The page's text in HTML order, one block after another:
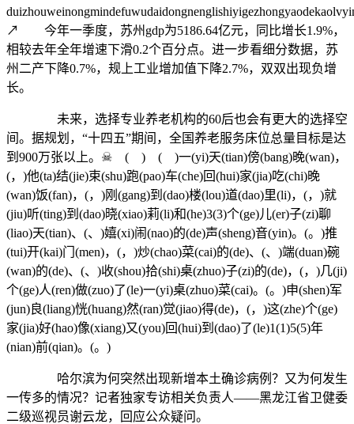
↗ 今年一季度，苏州gdp为5186.64亿元，同比增长1.9%，
相较去年全年增速下滑0.2个百分点。进一步看细分数据，苏
州二产下降0.7%，规上工业增加值下降2.7%，双双出现负增
长。
未来，选择专业养老机构的60后也会有更大的选择空
间。据规划，“十四五”期间，全国养老服务床位总量目标是达
到900万张以上。☠ ( ) ( )一(yi)天(tian)傍(bang)晚(wan)，
(，)他(ta)结(jie)束(shu)跑(pao)车(che)回(hui)家(jia)吃(chi)晚
(wan)饭(fan)，(，)刚(gang)到(dao)楼(lou)道(dao)里(li)，(，)就
(jiu)听(ting)到(dao)晓(xiao)莉(li)和(he)3(3)个(ge)儿(er)子(zi)聊
(liao)天(tian)、(、)嬉(xi)闹(nao)的(de)声(sheng)音(yin)。(。)推
(tui)开(kai)门(men)，(，)炒(chao)菜(cai)的(de)、(、)端(duan)碗
(wan)的(de)、(、)收(shou)拾(shi)桌(zhuo)子(zi)的(de)，(，)几(ji)
个(ge)人(ren)做(zuo)了(le)一(yi)桌(zhuo)菜(cai)。(。)申(shen)军
(jun)良(liang)恍(huang)然(ran)觉(jiao)得(de)，(，)这(zhe)个(ge)
家(jia)好(hao)像(xiang)又(you)回(hui)到(dao)了(le)1(1)5(5)年
(nian)前(qian)。(。)
哈尔滨为何突然出现新增本土确诊病例？又为何发生
一传多的情况？记者独家专访相关负责人——黑龙江省卫健委
二级巡视员谢云龙，回应公众疑问。